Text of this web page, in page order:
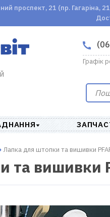
проспект, 21 (пр. Гагаріна,
Графік
Лапка для штопки та вишивки
та вишивки